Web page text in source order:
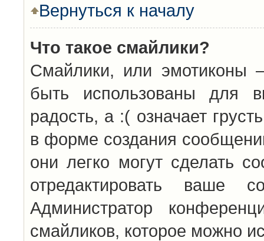
Вернуться к началу
Что такое смайлики?
Смайлики, или эмотиконы
быть использованы для
радость, а :( означает
в форме создания
они легко могут сделать
отредактировать ваше
Администратор
смайликов, которое можно